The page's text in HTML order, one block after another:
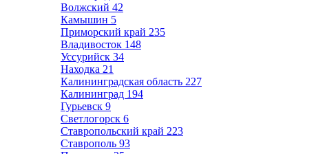
Волжский 42
Камышин 5
Приморский край 235
Владивосток 148
Уссурийск 34
Находка 21
Калининградская область 227
Калининград 194
Гурьевск 9
Светлогорск 6
Ставропольский край 223
Ставрополь 93